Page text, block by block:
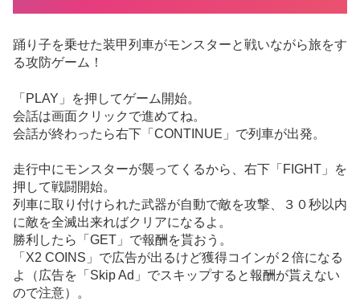
踊り子を乗せた装甲列車がモンスターと戦いながら旅をす
る攻防ゲーム！
「PLAY」を押してゲーム開始。
会話は画面クリックで進めてね。
会話が終わったら右下「CONTINUE」で列車が出発。
走行中にモンスターが襲ってくるから、右下「FIGHT」を
押して戦闘開始。
列車に取り付けられた武器が自動で敵を攻撃、３０秒以内
に敵を全滅出来ればクリアになるよ。
勝利したら「GET」で報酬を貰おう。
「X2 COINS」で広告が出るけど獲得コインが２倍になる
よ（広告を「Skip Ad」でスキップすると報酬が貰えない
ので注意）。